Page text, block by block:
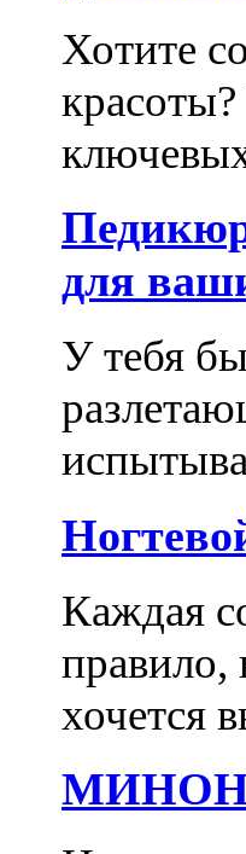
Хотите
для
У тебя
Каждая
правило,
хочется